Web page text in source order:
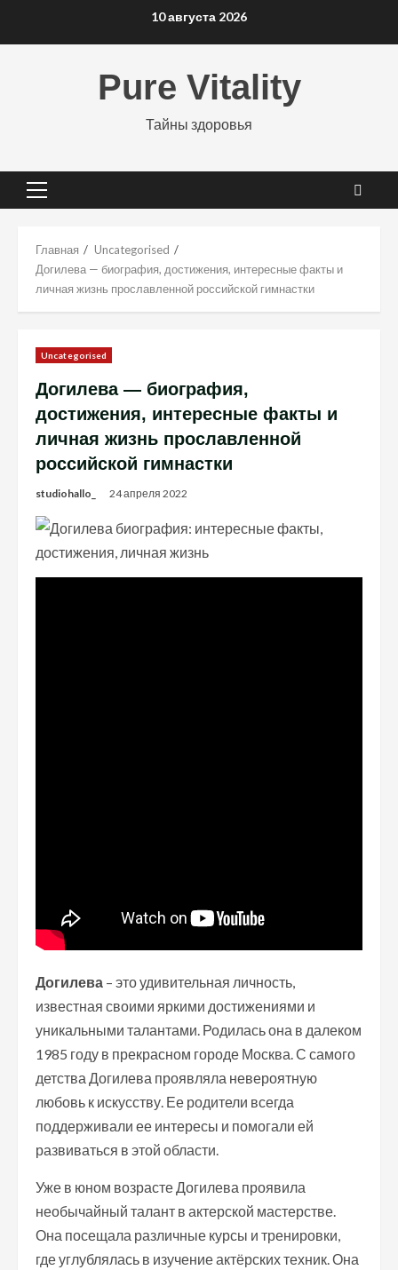
10 августа 2026
Pure Vitality
Тайны здоровья
Основное
Главная
Uncategorised
Догилева — биография, достижения, интересные факты и
личная жизнь прославленной российской гимнастки
Uncategorised
Догилева — биография,
достижения, интересные факты и
личная жизнь прославленной
российской гимнастки
studiohallo_ 24 апреля 2022
Догилева – это удивительная личность,
известная своими яркими достижениями и
уникальными талантами. Родилась она в далеком
1985 году в прекрасном городе Москва. С самого
детства Догилева проявляла невероятную
любовь к искусству. Ее родители всегда
поддерживали ее интересы и помогали ей
развиваться в этой области.
Уже в юном возрасте Догилева проявила
необычайный талант в актерской мастерстве.
Она посещала различные курсы и тренировки,
где углублялась в изучение актёрских техник. Она